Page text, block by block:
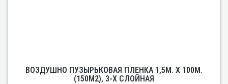
ВОЗДУШНО ПУЗЫРЬКОВАЯ ПЛЕНКА 1,5М. Х 100М.
(150М2), 3-Х СЛОЙНАЯ